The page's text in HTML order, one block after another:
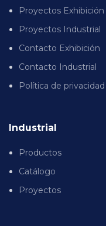
Proyectos Exhibición
Proyectos Industrial
Contacto Exhibición
Contacto Industrial
Política de privacidad
Industrial
Productos
Catálogo
Proyectos